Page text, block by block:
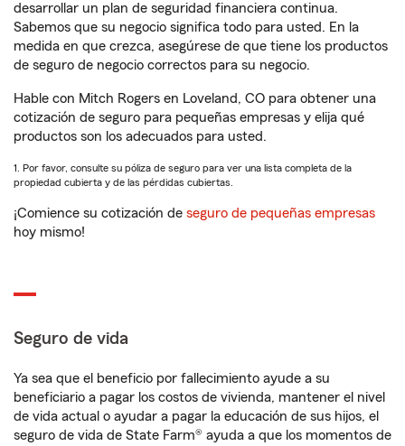
desarrollar un plan de seguridad financiera continua.
Sabemos que su negocio significa todo para usted. En la
medida en que crezca, asegúrese de que tiene los productos
de seguro de negocio correctos para su negocio.
Hable con Mitch Rogers en Loveland, CO para obtener una
cotización de seguro para pequeñas empresas y elija qué
productos son los adecuados para usted.
1. Por favor, consulte su póliza de seguro para ver una lista completa de la
propiedad cubierta y de las pérdidas cubiertas.
¡Comience su cotización de seguro de pequeñas empresas
hoy mismo!
Seguro de vida
Ya sea que el beneficio por fallecimiento ayude a su
beneficiario a pagar los costos de vivienda, mantener el nivel
de vida actual o ayudar a pagar la educación de sus hijos, el
seguro de vida de State Farm® ayuda a que los momentos de